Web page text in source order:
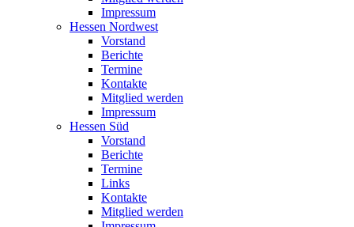
Impressum
Hessen Nordwest
Vorstand
Berichte
Termine
Kontakte
Mitglied werden
Impressum
Hessen Süd
Vorstand
Berichte
Termine
Links
Kontakte
Mitglied werden